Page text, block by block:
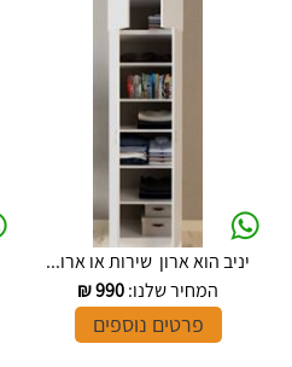
יניב הוא ארון שירות או ארו...
המחיר שלנו:990
₪
פרטים נוספים